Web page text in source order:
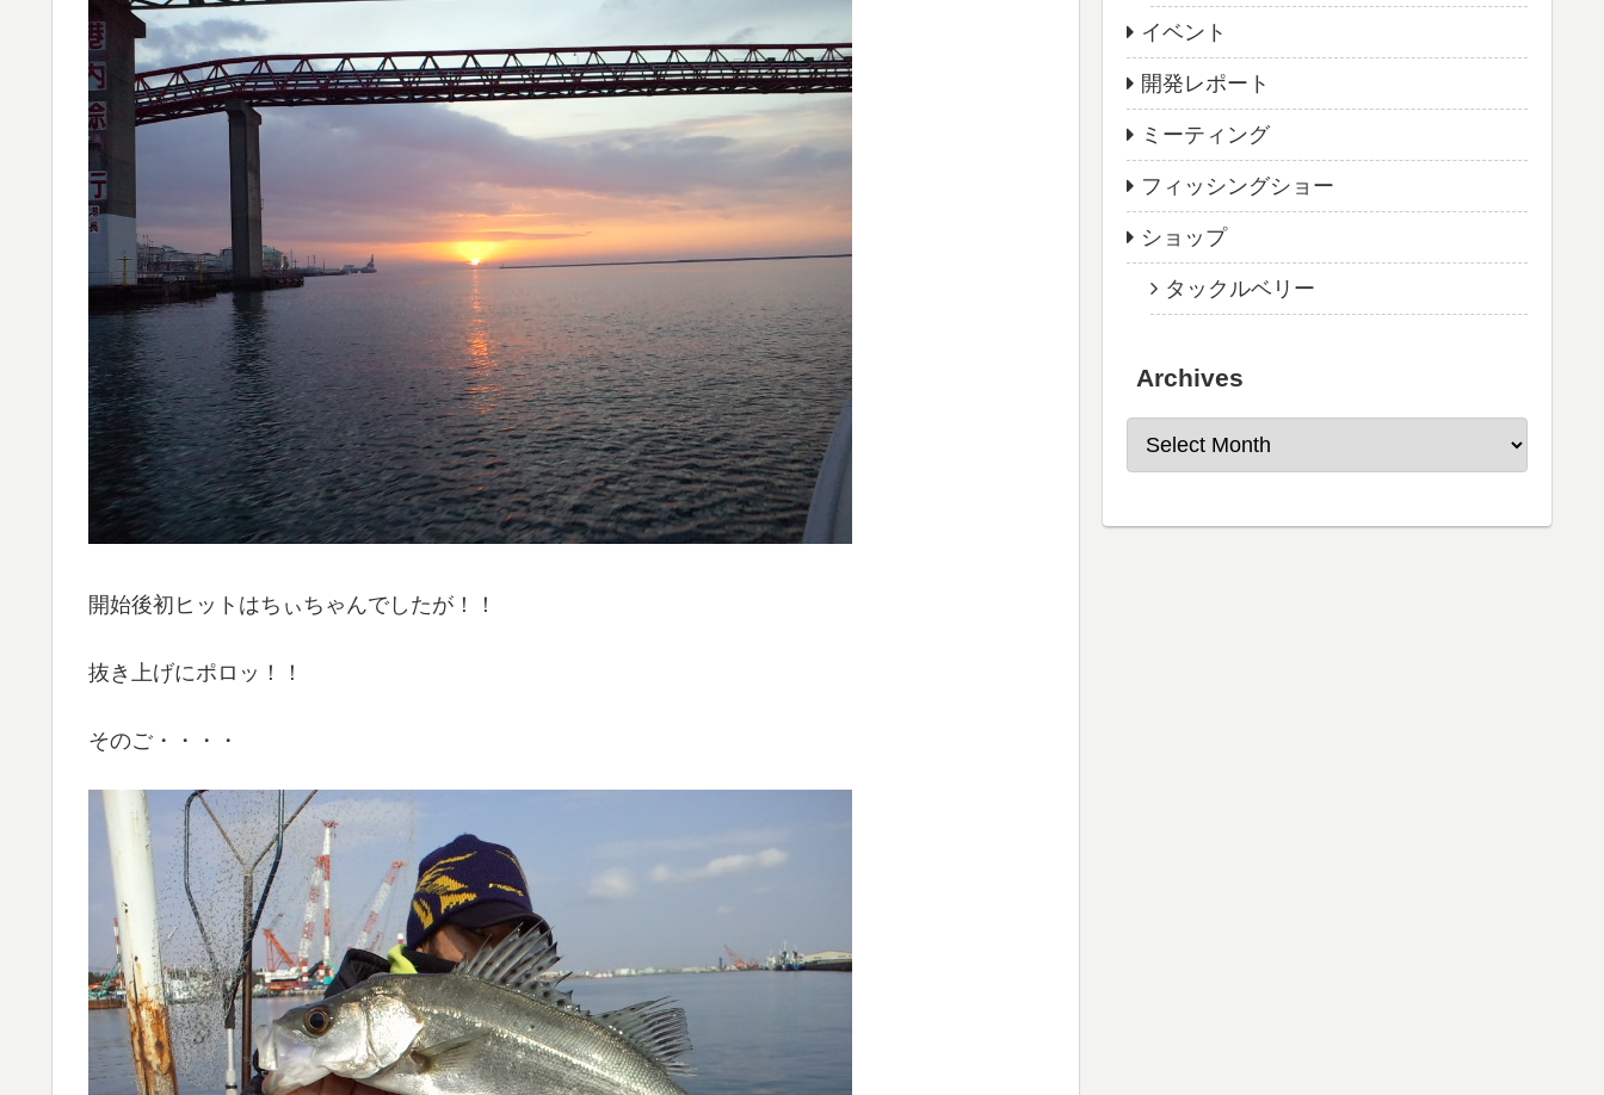
開始後初ヒットはちぃちゃんでしたが！！
抜き上げにポロッ！！
そのご・・・・
イベント
開発レポート
ミーティング
フィッシングショー
ショップ
タックルベリー
Archives